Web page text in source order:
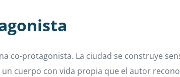
co-protagonista. La ciudad se construye
cuerpo con vida propia que el autor